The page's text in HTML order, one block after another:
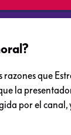
razones que
la
por el canal,